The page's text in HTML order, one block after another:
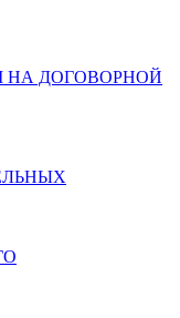
ДОГОВОРНОЙ